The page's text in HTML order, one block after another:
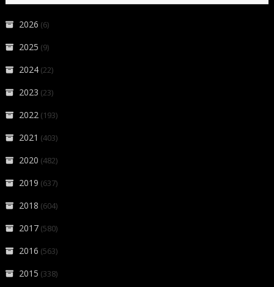
2026 (6)
2025 (9)
2024 (22)
2023 (23)
2022 (193)
2021 (403)
2020 (482)
2019 (637)
2018 (604)
2017 (580)
2016 (563)
2015 (338)